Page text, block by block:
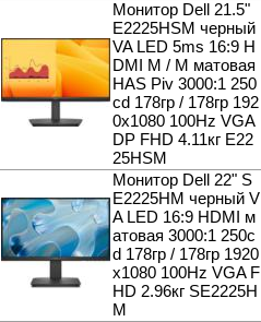
Монитор Dell 21.5"
E2225HSM черный
VA LED 5ms 16:9 H
DMI M / M матовая
HAS Piv 3000:1 250
cd 178гр / 178гр 192
0x1080 100Hz VGA
DP FHD 4.11кг E22
25HSM
Монитор Dell 22" S
E2225HM черный V
A LED 16:9 HDMI м
атовая 3000:1 250c
d 178гр / 178гр 1920
x1080 100Hz VGA F
HD 2.96кг SE2225H
M